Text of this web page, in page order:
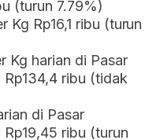
(turun 7.79%)
Kg Rp16,1 ribu (turun
Kg harian di Pasar
ribu (tidak
di Pasar
ribu (turun